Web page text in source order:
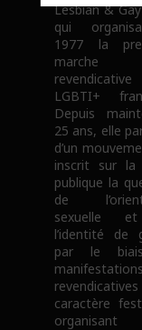
Lesbian &
qui
1977 la
marche
revendicative
LGBTI+
Depuis
25 ans, elle
d’un
inscrit sur la
publique la
de
sexuelle
l’identité de
par le
manifestations
caractère
organisant